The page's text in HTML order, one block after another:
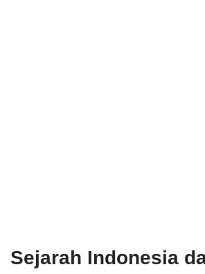
Sejarah Indonesia